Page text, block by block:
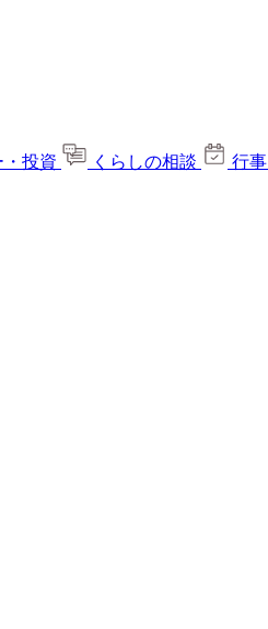
・投資 くらしの相談 行事